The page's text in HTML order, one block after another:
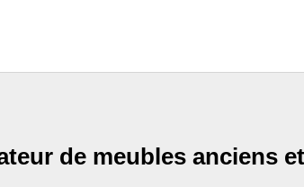
de meubles anciens